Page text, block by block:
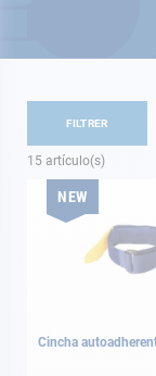
15 artículo(s)
NEW
Cincha
FILTRER